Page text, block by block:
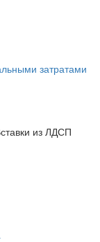
затратами
из ЛДСП